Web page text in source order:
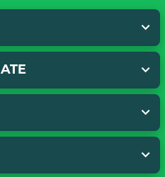
sia umido
avvenuta è
al giorno, in base
Non superare la
g al giorno. (1
cucchiaio da tavola: ca.
(da semi di soia), oli
farina di